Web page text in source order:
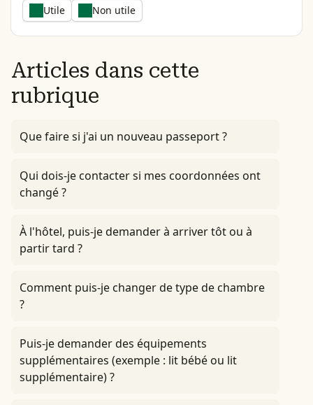
Utile Non utile
Articles dans cette
rubrique
Que faire si j'ai un nouveau passeport ?
Qui dois-je contacter si mes coordonnées ont
changé ?
À l'hôtel, puis-je demander à arriver tôt ou à
partir tard ?
Comment puis-je changer de type de chambre
?
Puis-je demander des équipements
supplémentaires (exemple : lit bébé ou lit
supplémentaire) ?